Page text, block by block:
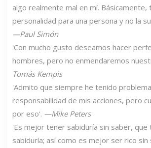
algo realmente mal en mí. Básicamente,
personalidad para una persona y no la
—Paul Simón
'Con mucho gusto deseamos hacer
hombres, pero no enmendaremos
Tomás Kempis
'Admito que siempre he tenido
responsabilidad de mis acciones, pero
por eso'. —Mike Peters
'Es mejor tener sabiduría sin saber, que
sabiduría; así como es mejor ser rico